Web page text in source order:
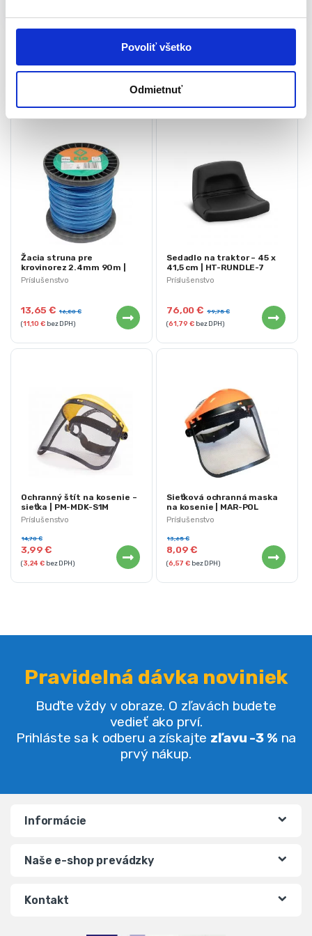
Povoliť všetko
Odmietnuť
žacie hlavy
Značka:Iso Trade
Súvisiace produkty
Príslušenstvo
Žacia struna pre
krovinorez 2.4mm 90m |
okrúhla
13,65€ 16,80€
(11,10€bez DPH)
Príslušenstvo
Sedadlo na traktor – 45 x
41,5 cm | HT-RUNDLE-7
76,00€ 99,75€
(61,79€bez DPH)
Príslušenstvo
Ochranný štít na kosenie –
sieťka | PM-MDK-S1M
3,99€
14,70€
(3,24€ bez DPH)
Príslušenstvo
Sieťková ochranná maska
na kosenie | MAR-POL
M83093
8,09€
13,65€
(6,57€ bez DPH)
Pravidelná dávka noviniek
Buďte vždy v obraze. O zľavách budete
vedieť ako prví.
Prihláste sa k odberu a získajte zľavu -3 % na
prvý nákup.
Informácie
Naše e-shop prevádzky
Kontakt